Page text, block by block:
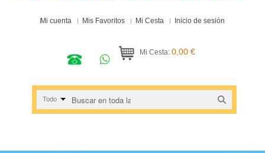
Mi cuenta Mis Favoritos Mi Cesta Inicio de sesión
Mi Cesta: 0,00 €
Todo